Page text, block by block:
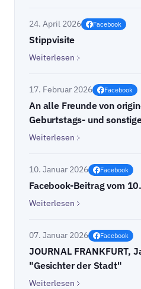
24. April 2026 Facebook
Stippvisite
Weiterlesen
17. Februar 2026 Facebook
An alle Freunde von
Geburtstags- und
Weiterlesen
10. Januar 2026 Facebook
Facebook-Beitrag vom
Weiterlesen
07. Januar 2026 Facebook
JOURNAL FRANKFURT,
"Gesichter der Stadt"
Weiterlesen